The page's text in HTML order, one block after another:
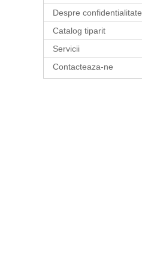
Despre confidentialitate
Catalog tiparit
Servicii
Contacteaza-ne